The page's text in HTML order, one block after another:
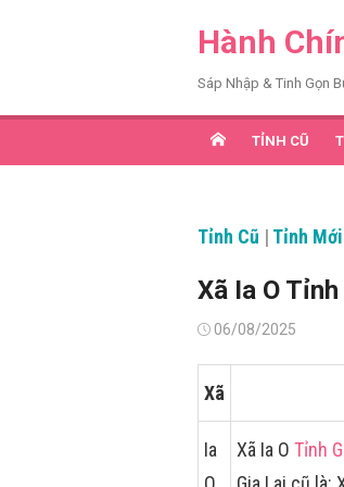
Hành
Sáp Nhập & Tinh Gọn
TỈNH CŨ
Tỉnh Cũ | Tỉnh Mới
Xã Ia O
Đăng06/08/2025
Xã
Ia
Xã Ia O Tỉnh